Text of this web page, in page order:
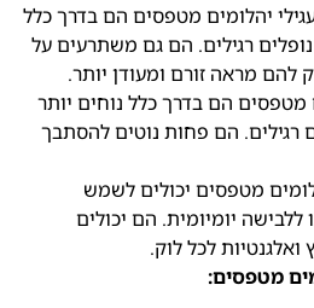
יהלומים מטפסים הם בדרך כלל
רגילים. הם גם משתרעים על
להם מראה זורם ומעודן יותר.
מטפסים הם בדרך כלל נוחים יותר
רגילים. הם פחות נוטים להסתבך
מטפסים יכולים לשמש
ללבישה יומיומית. הם יכולים
ואלגנטיות לכל לוק.
מטפסים: